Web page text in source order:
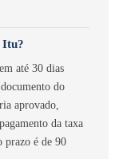
Itu?
até 30 dias
do
aprovado,
da taxa
prazo é de 90